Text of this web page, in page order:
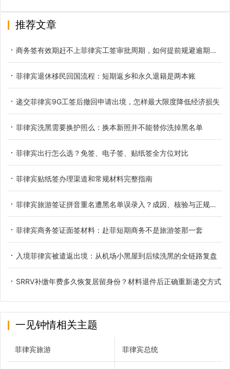
推荐文章
商务签有效期赶不上菲律宾工签审批周期，如何提前规避逾期滞留
菲律宾退休移民回国流程：短期返乡和永久退籍是两本账
递交菲律宾9G工签后撤回申请出境，怎样最大限度降低经济损失
菲律宾洗黑需要换护照么：换本新照并不能替你洗掉黑名单
菲律宾出行怎么选？免签、电子签、贴纸签全方位对比
菲律宾贴纸签办理渠道和常规材料完整指南
菲律宾旅游签证拼音重名遭黑名单误录入？成因、核验与正规解决办法
菲律宾商务签证面签材料：赴菲短期商务不是旅游签那一套
入境菲律宾被遣返出境：从机场小黑屋到后续洗黑的全链路复盘
SRRV补缴年费多久恢复居留身份？材料退件后正确重新递交方式
一见钟情相关主题
菲律宾旅游 菲律宾总统